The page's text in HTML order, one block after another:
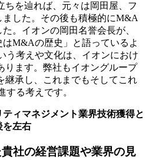
を辿れば、元々は岡田屋、フ
した。その後も積極的にM&A
。イオンの岡田名誉会長が、
はM&Aの歴史」と語っているよ
う考えや文化は、イオンにおけ
ります。弊社もイオングループ
継承し、これまでもそしてこれ
る考えです。
ィマネジメント業界技術獲得と
を左右
社の経営課題や業界の見